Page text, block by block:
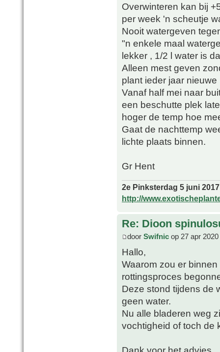
Overwinteren kan bij
per week 'n scheutje
Nooit watergeven
"n enkele maal
lekker , 1/2 l water is
Alleen mest geven
plant ieder jaar
Vanaf half mei naar
een beschutte plek
hoger de temp hoe
Gaat de nachttemp
lichte plaats binnen.
Gr Hent
2e Pinksterdag 5 juni
http://
Re: Dioon
door Swifnic op 27 apr
Hallo,
Waarom zou er
rottingsproces
Deze stond tijdens de
geen water.
Nu alle bladeren weg
vochtigheid of toch de